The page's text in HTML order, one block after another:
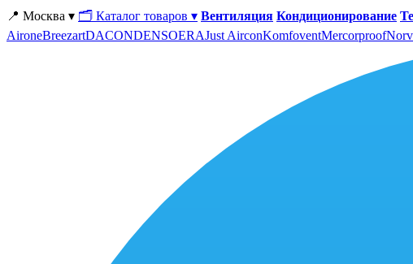
📍 Москва ▾ 🗂 Каталог товаров ▾ Вентиляция Кондиционирование
AironeBreezartDACONDENSOERAJust AirconKomfoventMercorproof